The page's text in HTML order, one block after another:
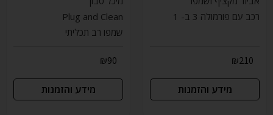
רכב עם פורמולה 3 ב- 1
₪210
מידע והזמנות
Plug and Clean
שמפו רב תכליתי
₪90
מידע והזמנות